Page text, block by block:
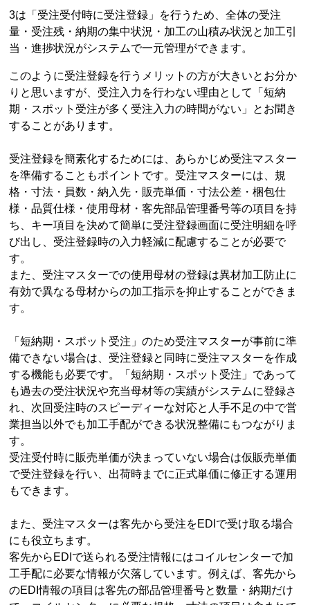
3は「受注受付時に受注登録」を行うため、全体の受注
量・受注残・納期の集中状況・加工の山積み状況と加工引
当・進捗状況がシステムで一元管理ができます。
このように受注登録を行うメリットの方が大きいとお分か
りと思いますが、受注入力を行わない理由として「短納
期・スポット受注が多く受注入力の時間がない」とお聞き
することがあります。
受注登録を簡素化するためには、あらかじめ受注マスター
を準備することもポイントです。受注マスターには、規
格・寸法・員数・納入先・販売単価・寸法公差・梱包仕
様・品質仕様・使用母材・客先部品管理番号等の項目を持
ち、キー項目を決めて簡単に受注登録画面に受注明細を呼
び出し、受注登録時の入力軽減に配慮することが必要で
す。
また、受注マスターでの使用母材の登録は異材加工防止に
有効で異なる母材からの加工指示を抑止することができま
す。
「短納期・スポット受注」のため受注マスターが事前に準
備できない場合は、受注登録と同時に受注マスターを作成
する機能も必要です。「短納期・スポット受注」であって
も過去の受注状況や充当母材等の実績がシステムに登録さ
れ、次回受注時のスピーディーな対応と人手不足の中で営
業担当以外でも加工手配ができる状況整備にもつながりま
す。
受注受付時に販売単価が決まっていない場合は仮販売単価
で受注登録を行い、出荷時までに正式単価に修正する運用
もできます。
また、受注マスターは客先から受注をEDIで受け取る場合
にも役立ちます。
客先からEDIで送られる受注情報にはコイルセンターで加
工手配に必要な情報が欠落しています。例えば、客先から
のEDI情報の項目は客先の部品管理番号と数量・納期だけ